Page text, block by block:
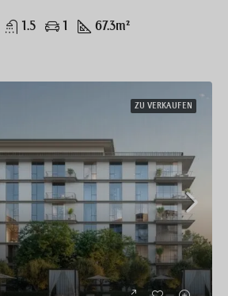
1.5 1 67.3m²
ZU VERKAUFEN